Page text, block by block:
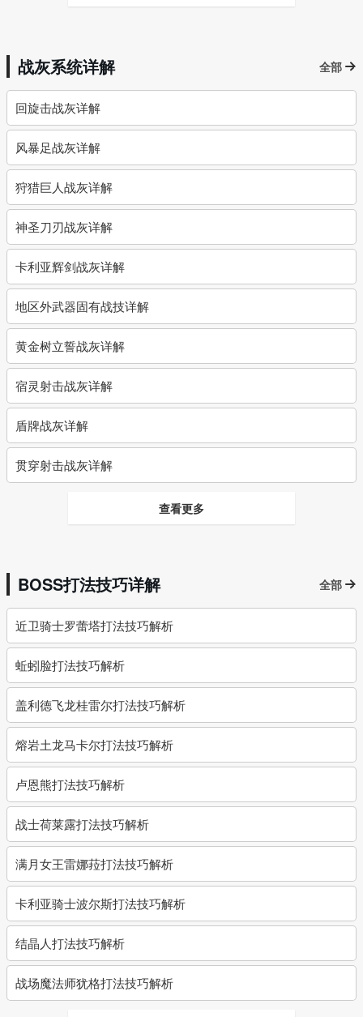
战灰系统详解 全部
回旋击战灰详解
风暴足战灰详解
狩猎巨人战灰详解
神圣刀刃战灰详解
卡利亚辉剑战灰详解
地区外武器固有战技详解
黄金树立誓战灰详解
宿灵射击战灰详解
盾牌战灰详解
贯穿射击战灰详解
查看更多
BOSS打法技巧详解 全部
近卫骑士罗蕾塔打法技巧解析
蚯蚓脸打法技巧解析
盖利德飞龙桂雷尔打法技巧解析
熔岩土龙马卡尔打法技巧解析
卢恩熊打法技巧解析
战士荷莱露打法技巧解析
满月女王雷娜菈打法技巧解析
卡利亚骑士波尔斯打法技巧解析
结晶人打法技巧解析
战场魔法师犹格打法技巧解析